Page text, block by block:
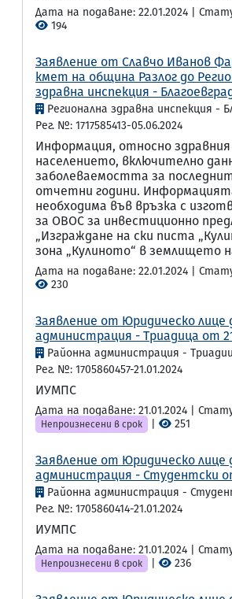
Дата на подаване: 22.01.2024 |
194
Заявление от Славчо Иванов
кмет на община Разлог до
здравна инспекция -
Регионална здравна инспекция -
Рег. №: 1717585413-05.06.2024
Информация, относно
населението, включително
заболеваемостта за
отчетни години.
необходима във връзка с
за ОВОС за инвестиционно
„Изграждане на ски писта
зона „Кулиното“ в землището
Дата на подаване: 22.01.2024 |
230
Заявление от Юридическо лице
администрация - Триадица от
Районна администрация -
Рег. №: 1705860457-21.01.2024
ИУМПС
Дата на подаване: 21.01.2024 |
Непроизнесени в срок 251
Заявление от Юридическо лице
администрация - Студентски
Районна администрация -
Рег. №: 1705860414-21.01.2024
ИУМПС
Дата на подаване: 21.01.2024 |
Непроизнесени в срок 236